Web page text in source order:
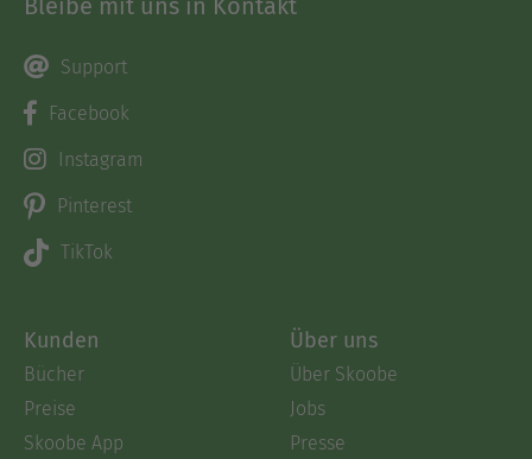
Bleibe mit uns in Kontakt
Support
Facebook
Instagram
Pinterest
TikTok
Kunden
Bücher
Preise
Skoobe App
Über uns
Über Skoobe
Jobs
Presse